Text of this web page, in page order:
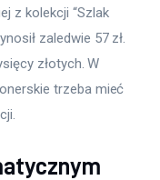
z kolekcji “Szlak
zaledwie 57 zł.
złotych. W
trzeba mieć